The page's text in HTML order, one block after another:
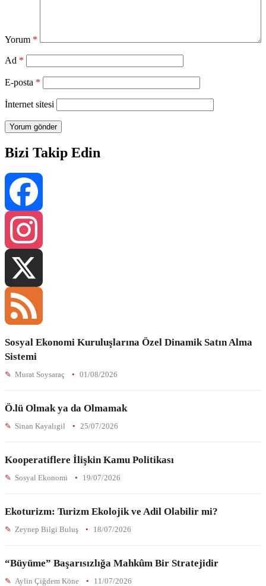
Yorum *
Ad *
E-posta *
İnternet sitesi
Bizi Takip Edin
Facebook
Instagram
X
Feed
Sosyal Ekonomi Kuruluşlarına Özel Dinamik Satın Alma
Sistemi
Murat Soysaraç 01/08/2026
Ö.lü Olmak ya da Olmamak
Sinan Kayalıgil 25/07/2026
Kooperatiflere İlişkin Kamu Politikası
Sosyal Ekonomi 19/07/2026
Ekoturizm: Turizm Ekolojik ve Adil Olabilir mi?
Zeynep Bilgi Buluş 18/07/2026
“Büyüme” Başarısızlığa Mahkûm Bir Stratejidir
Aylin Çiğdem Köne 11/07/2026